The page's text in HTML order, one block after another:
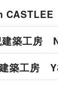
建築工房
築工房